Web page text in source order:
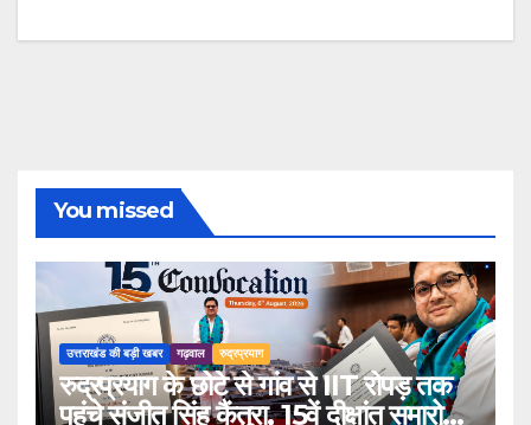
You missed
उत्तराखंड की बड़ी खबर गढ़वाल रुद्रप्रयाग
रुद्रप्रयाग के छोटे से गांव से IIT रोपड़ तक
पहुंचे संजीत सिंह कैंतुरा, 15वें दीक्षांत समारोह